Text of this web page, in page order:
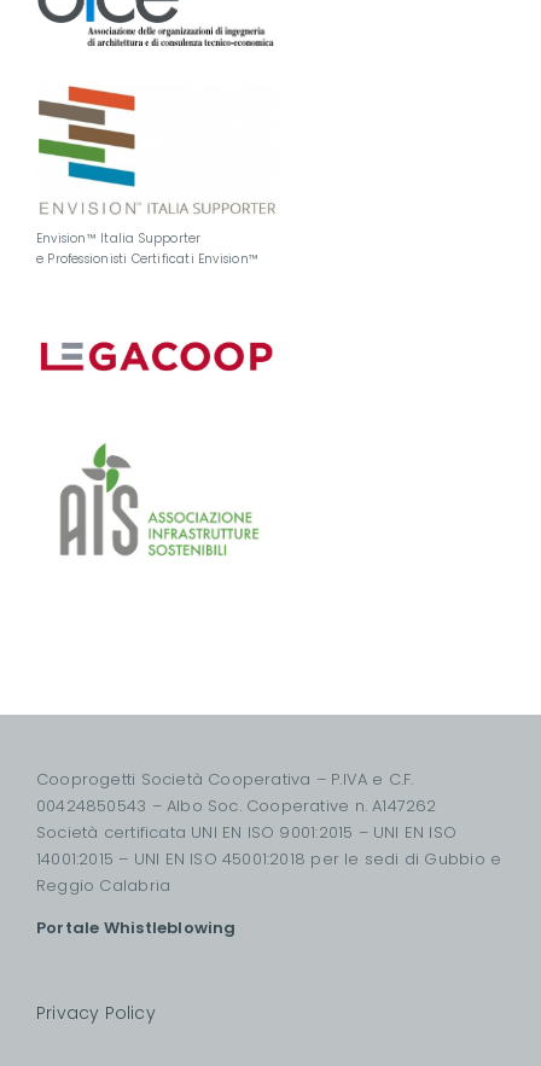
Envision™ Italia Supporter
e Professionisti Certificati Envision™
Cooprogetti Società Cooperativa – P.IVA e C.F.
00424850543 – Albo Soc. Cooperative n. A147262
Società certificata UNI EN ISO 9001:2015 – UNI EN ISO
14001:2015 – UNI EN ISO 45001:2018 per le sedi di Gubbio e
Reggio Calabria
Portale Whistleblowing
Privacy Policy